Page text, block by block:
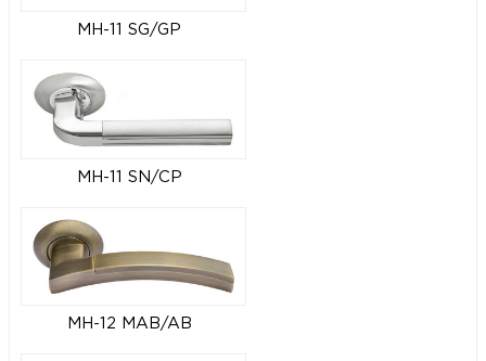
MH-11 SG/GP
MH-11 SN/CP
MH-12 MAB/AB